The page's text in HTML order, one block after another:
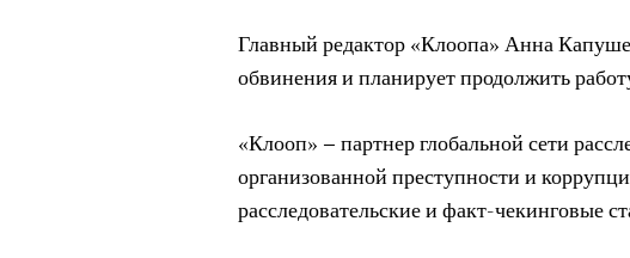
Главный редактор «Клоопа» Анна
обвинения и планирует продолжить
«Клооп» – партнер глобальной сети
организованной преступности и
расследовательские и факт-чекинговые